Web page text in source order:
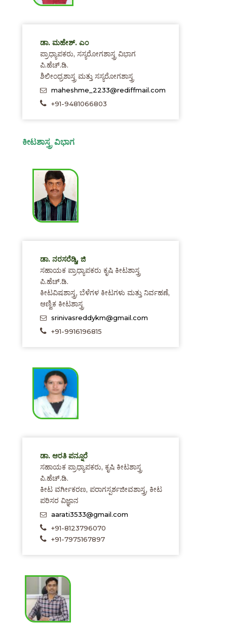
ಡಾ. ಮಹೇಶ್. ಎಂ
ಪ್ರಾಧ್ಯಾಪಕರು, ಸಸ್ಯರೋಗಶಾಸ್ತ್ರ ವಿಭಾಗ
ಪಿ.ಹೆಚ್.ಡಿ.
ಶಿಲೀಂಧ್ರಶಾಸ್ತ್ರ ಮತ್ತು ಸಸ್ಯರೋಗಶಾಸ್ತ್ರ
maheshme_2233@rediffmail.com
+91-9481066803
ಕೀಟಶಾಸ್ತ್ರ ವಿಭಾಗ
ಡಾ. ನರಸರೆಡ್ಡಿ, ಜಿ
ಸಹಾಯಕ ಪ್ರಾಧ್ಯಾಪಕರು ಕೃಷಿ ಕೀಟಶಾಸ್ತ್ರ
ಪಿ.ಹೆಚ್.ಡಿ.
ಕೀಟವಿಷಶಾಸ್ತ್ರ, ಬೆಳೆಗಳ ಕೀಟಗಳು ಮತ್ತು ನಿರ್ವಹಣೆ,
ಆಣ್ವಿಕ ಕೀಟಶಾಸ್ತ್ರ
srinivasreddykm@gmail.com
+91-9916196815
ಡಾ. ಆರತಿ ಪನ್ನೂರೆ
ಸಹಾಯಕ ಪ್ರಾಧ್ಯಾಪಕರು, ಕೃಷಿ ಕೀಟಶಾಸ್ತ್ರ
ಪಿ.ಹೆಚ್.ಡಿ.
ಕೀಟ ವರ್ಗೀಕರಣ, ಪರಾಗಸ್ಪರ್ಶಜೀವಶಾಸ್ತ್ರ, ಕೀಟ
ಪರಿಸರ ವಿಜ್ಞಾನ
aarati3533@gmail.com
+91-8123796070
+91-7975167897